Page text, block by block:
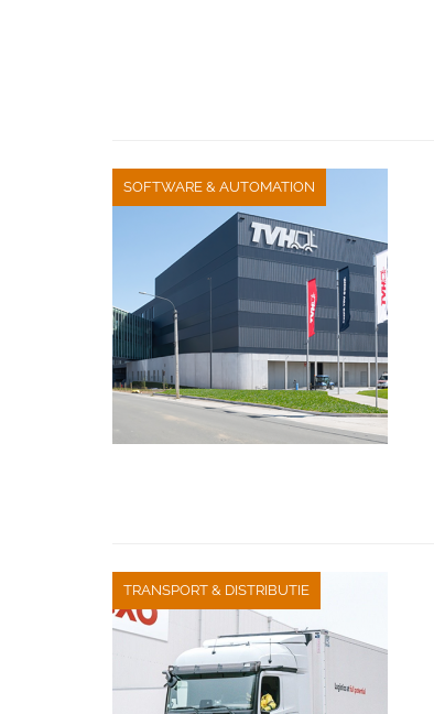
SOFTWARE & AUTOMATION
TRANSPORT & DISTRIBUTIE